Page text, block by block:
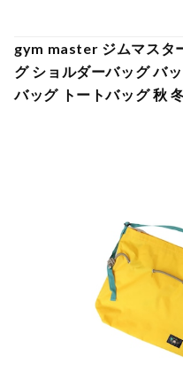
gym master ジムマスタ
グ ショルダーバッグ バ
バッグ トートバッグ 秋